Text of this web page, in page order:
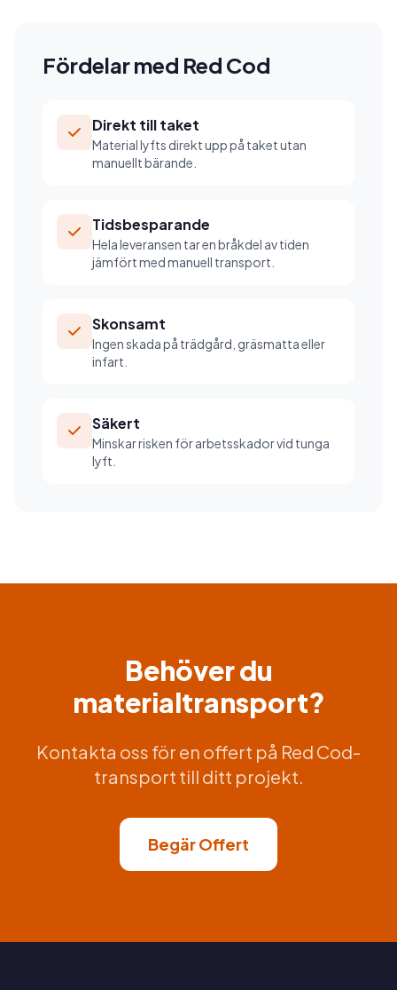
Fördelar med Red Cod
Direkt till taket
Material lyfts direkt upp på taket utan
manuellt bärande.
Tidsbesparande
Hela leveransen tar en bråkdel av tiden
jämfört med manuell transport.
Skonsamt
Ingen skada på trädgård, gräsmatta eller
infart.
Säkert
Minskar risken för arbetsskador vid tunga
lyft.
Behöver du
materialtransport?
Kontakta oss för en offert på Red Cod-
transport till ditt projekt.
Begär Offert